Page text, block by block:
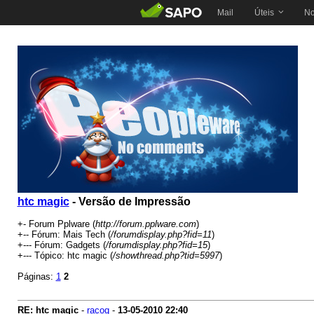
Mail Úteis
htc magic- Versão de Impressão
+- Forum Pplware (http://forum.pplware.com)
+-- Fórum: Mais Tech (/forumdisplay.php?fid=11)
+--- Fórum: Gadgets (/forumdisplay.php?fid=15)
+--- Tópico: htc magic (/showthread.php?tid=5997)
Páginas: 1 2
RE: htc magic- racoq- 13-05-2010 22:40